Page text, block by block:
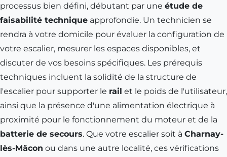
processus bien défini, débutant par une étude de
faisabilité technique approfondie. Un technicien se
rendra à votre domicile pour évaluer la configuration de
votre escalier, mesurer les espaces disponibles, et
discuter de vos besoins spécifiques. Les prérequis
techniques incluent la solidité de la structure de
l'escalier pour supporter le rail et le poids de l'utilisateur,
ainsi que la présence d'une alimentation électrique à
proximité pour le fonctionnement du moteur et de la
batterie de secours. Que votre escalier soit à Charnay-
lès-Mâcon ou dans une autre localité, ces vérifications